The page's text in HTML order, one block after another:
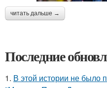
читать дальше →
Последние
1. В этой истории не было